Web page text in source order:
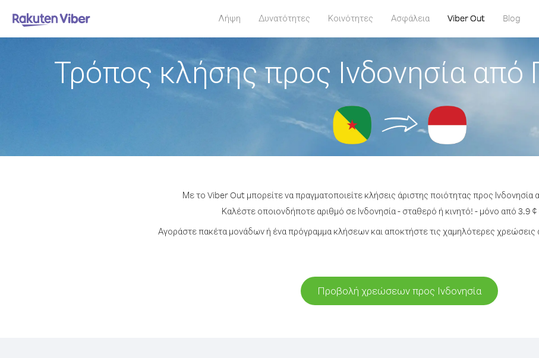
Λήψη Δυνατότητες Κοινότητες Ασφάλεια Viber Out Blog
Τρόπος κλήσης προς Ινδονησία από
Με το Viber Out μπορείτε να πραγματοποιείτε κλήσεις άριστης ποιότητας προς Ινδονησία
Καλέστε οποιονδήποτε αριθμό σε Ινδονησία - σταθερό ή κινητό! - μόνο από 3.9
Αγοράστε πακέτα μονάδων ή ένα πρόγραμμα κλήσεων και αποκτήστε τις χαμηλότερες χρεώσεις
Προβολή χρεώσεων προς Ινδονησία